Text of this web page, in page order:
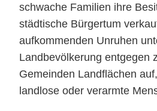
schwache Familien ihre
städtische Bürgertum
aufkommenden Unruhen
Landbevölkerung entgegen
Gemeinden Landflächen
landlose oder verarmte